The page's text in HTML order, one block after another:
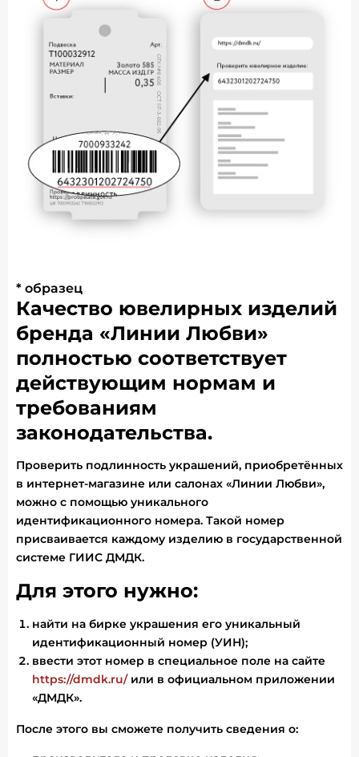
* образец
Качество ювелирных изделий
бренда «Линии Любви»
полностью соответствует
действующим нормам и
требованиям
законодательства.
Проверить подлинность украшений, приобретённых
в интернет-магазине или салонах «Линии Любви»,
можно с помощью уникального
идентификационного номера. Такой номер
присваивается каждому изделию в государственной
системе ГИИС ДМДК.
Для этого нужно:
найти на бирке украшения его уникальный
идентификационный номер (УИН);
ввести этот номер в специальное поле на сайте
https://dmdk.ru/или в официальном приложении
«ДМДК».
После этого вы сможете получить сведения о: